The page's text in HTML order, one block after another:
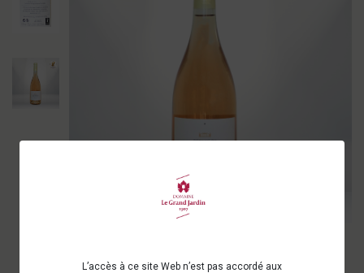
L’accès à ce site Web n’est pas accordé aux